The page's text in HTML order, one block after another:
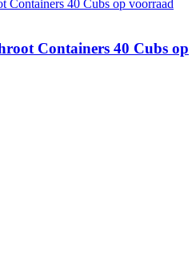
Containers 40 Cubs op